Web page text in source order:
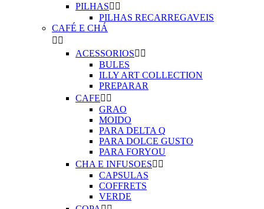
PILHAS 
PILHAS RECARREGAVEIS
CAFÉ E CHÁ
 
ACESSORIOS 
BULES
ILLY ART COLLECTION
PREPARAR
CAFE 
GRAO
MOIDO
PARA DELTA Q
PARA DOLCE GUSTO
PARA FORYOU
CHA E INFUSOES 
CAPSULAS
COFFRETS
VERDE